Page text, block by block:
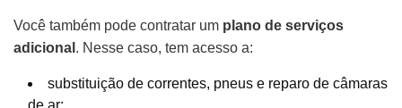
Você também pode contratar um plano de serviços
adicional . Nesse caso, tem acesso a:
substituição de correntes, pneus e reparo de câmaras